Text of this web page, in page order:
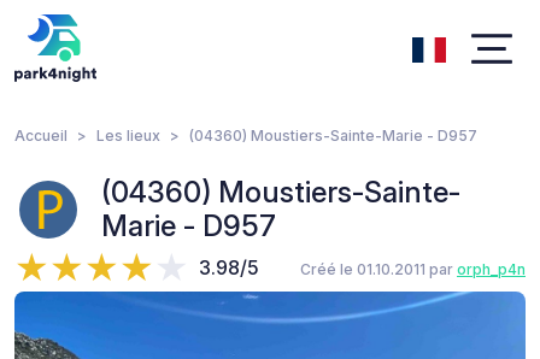
Accueil Les lieux (04360) Moustiers-Sainte-Marie - D957
(04360) Moustiers-Sainte-
Marie - D957
3.98/5 Créé le 01.10.2011 par orph_p4n